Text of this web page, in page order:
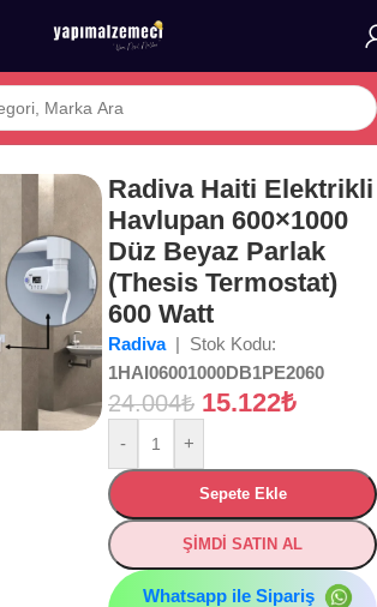
/Havlupanlar/Elektrikli Havlupan
Radiva Haiti Elektrikli
Havlupan 600×1000
Düz Beyaz Parlak
(Thesis Termostat)
600 Watt
Radiva | Stok Kodu:
1HAI06001000DB1PE2060
24.004₺ 15.122₺
- +
Sepete Ekle
ŞİMDİ SATIN AL
Whatsapp ile Sipariş